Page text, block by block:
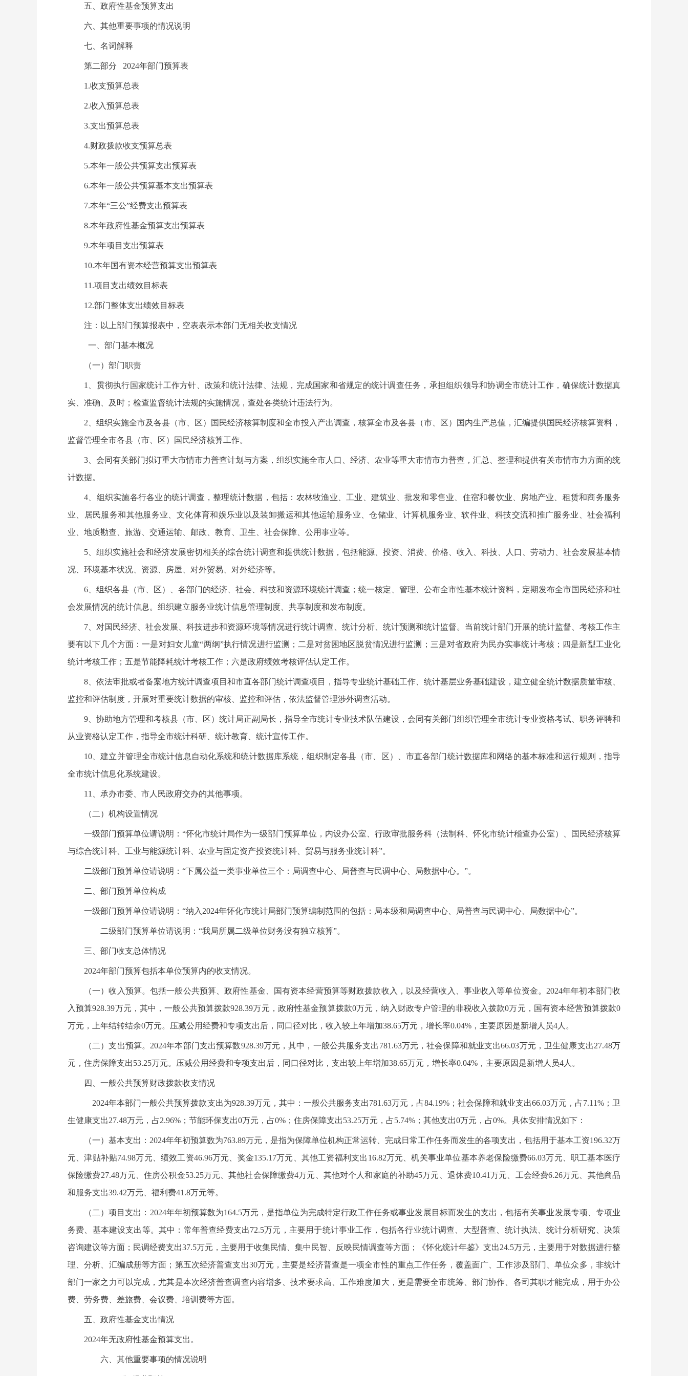
五、政府性基金预算支出
六、其他重要事项的情况说明
七、名词解释
第二部分 2024年部门预算表
1.收支预算总表
2.收入预算总表
3.支出预算总表
4.财政拨款收支预算总表
5.本年一般公共预算支出预算表
6.本年一般公共预算基本支出预算表
7.本年“三公”经费支出预算表
8.本年政府性基金预算支出预算表
9.本年项目支出预算表
10.本年国有资本经营预算支出预算表
11.项目支出绩效目标表
12.部门整体支出绩效目标表
注：以上部门预算报表中，空表表示本部门无相关收支情况
一、部门基本概况
（一）部门职责
1、贯彻执行国家统计工作方针、政策和统计法律、法规，完成国家和省规定的统计调查任务，承担组织领导和协调全市统计工作，确保统计数据真
实、准确、及时；检查监督统计法规的实施情况，查处各类统计违法行为。
2、组织实施全市及各县（市、区）国民经济核算制度和全市投入产出调查，核算全市及各县（市、区）国内生产总值，汇编提供国民经济核算资料，
监督管理全市各县（市、区）国民经济核算工作。
3、会同有关部门拟订重大市情市力普查计划与方案，组织实施全市人口、经济、农业等重大市情市力普查，汇总、整理和提供有关市情市力方面的统
计数据。
4、组织实施各行各业的统计调查，整理统计数据，包括：农林牧渔业、工业、建筑业、批发和零售业、住宿和餐饮业、房地产业、租赁和商务服务
业、居民服务和其他服务业、文化体育和娱乐业以及装卸搬运和其他运输服务业、仓储业、计算机服务业、软件业、科技交流和推广服务业、社会福利
业、地质勘查、旅游、交通运输、邮政、教育、卫生、社会保障、公用事业等。
5、组织实施社会和经济发展密切相关的综合统计调查和提供统计数据，包括能源、投资、消费、价格、收入、科技、人口、劳动力、社会发展基本情
况、环境基本状况、资源、房屋、对外贸易、对外经济等。
6、组织各县（市、区）、各部门的经济、社会、科技和资源环境统计调查；统一核定、管理、公布全市性基本统计资料，定期发布全市国民经济和社
会发展情况的统计信息。组织建立服务业统计信息管理制度、共享制度和发布制度。
7、对国民经济、社会发展、科技进步和资源环境等情况进行统计调查、统计分析、统计预测和统计监督。当前统计部门开展的统计监督、考核工作主
要有以下几个方面：一是对妇女儿童“两纲”执行情况进行监测；二是对贫困地区脱贫情况进行监测；三是对省政府为民办实事统计考核；四是新型工业化
统计考核工作；五是节能降耗统计考核工作；六是政府绩效考核评估认定工作。
8、依法审批或者备案地方统计调查项目和市直各部门统计调查项目，指导专业统计基础工作、统计基层业务基础建设，建立健全统计数据质量审核、
监控和评估制度，开展对重要统计数据的审核、监控和评估，依法监督管理涉外调查活动。
9、协助地方管理和考核县（市、区）统计局正副局长，指导全市统计专业技术队伍建设，会同有关部门组织管理全市统计专业资格考试、职务评聘和
从业资格认定工作，指导全市统计科研、统计教育、统计宣传工作。
10、建立并管理全市统计信息自动化系统和统计数据库系统，组织制定各县（市、区）、市直各部门统计数据库和网络的基本标准和运行规则，指导
全市统计信息化系统建设。
11、承办市委、市人民政府交办的其他事项。
（二）机构设置情况
一级部门预算单位请说明：“怀化市统计局作为一级部门预算单位，内设办公室、行政审批服务科（法制科、怀化市统计稽查办公室）、国民经济核算
与综合统计科、工业与能源统计科、农业与固定资产投资统计科、贸易与服务业统计科”。
二级部门预算单位请说明：“下属公益一类事业单位三个：局调查中心、局普查与民调中心、局数据中心。”。
二、部门预算单位构成
一级部门预算单位请说明：“纳入2024年怀化市统计局部门预算编制范围的包括：局本级和局调查中心、局普查与民调中心、局数据中心”。
二级部门预算单位请说明：“我局所属二级单位财务没有独立核算”。
三、部门收支总体情况
2024年部门预算包括本单位预算内的收支情况。
（一）收入预算。包括一般公共预算、政府性基金、国有资本经营预算等财政拨款收入，以及经营收入、事业收入等单位资金。2024年年初本部门收
入预算928.39万元，其中，一般公共预算拨款928.39万元，政府性基金预算拨款0万元，纳入财政专户管理的非税收入拨款0万元，国有资本经营预算拨款0
万元，上年结转结余0万元。压减公用经费和专项支出后，同口径对比，收入较上年增加38.65万元，增长率0.04%，主要原因是新增人员4人。
（二）支出预算。2024年本部门支出预算数928.39万元，其中，一般公共服务支出781.63万元，社会保障和就业支出66.03万元，卫生健康支出27.48万
元，住房保障支出53.25万元。压减公用经费和专项支出后，同口径对比，支出较上年增加38.65万元，增长率0.04%，主要原因是新增人员4人。
四、一般公共预算财政拨款收支情况
2024年本部门一般公共预算拨款支出为928.39万元，其中：一般公共服务支出781.63万元，占84.19%；社会保障和就业支出66.03万元，占7.11%；卫
生健康支出27.48万元，占2.96%；节能环保支出0万元，占0%；住房保障支出53.25万元，占5.74%；其他支出0万元，占0%。具体安排情况如下：
（一）基本支出：2024年年初预算数为763.89万元，是指为保障单位机构正常运转、完成日常工作任务而发生的各项支出，包括用于基本工资196.32万
元、津贴补贴74.98万元、绩效工资46.96万元、奖金135.17万元、其他工资福利支出16.82万元、机关事业单位基本养老保险缴费66.03万元、职工基本医疗
保险缴费27.48万元、住房公积金53.25万元、其他社会保障缴费4万元、其他对个人和家庭的补助45万元、退休费10.41万元、工会经费6.26万元、其他商品
和服务支出39.42万元、福利费41.8万元等。
（二）项目支出：2024年年初预算数为164.5万元，是指单位为完成特定行政工作任务或事业发展目标而发生的支出，包括有关事业发展专项、专项业
务费、基本建设支出等。其中：常年普查经费支出72.5万元，主要用于统计事业工作，包括各行业统计调查、大型普查、统计执法、统计分析研究、决策
咨询建议等方面；民调经费支出37.5万元，主要用于收集民情、集中民智、反映民情调查等方面；《怀化统计年鉴》支出24.5万元，主要用于对数据进行整
理、分析、汇编成册等方面；第五次经济普查支出30万元，主要是经济普查是一项全市性的重点工作任务，覆盖面广、工作涉及部门、单位众多，非统计
部门一家之力可以完成，尤其是本次经济普查调查内容增多、技术要求高、工作难度加大，更是需要全市统筹、部门协作、各司其职才能完成，用于办公
费、劳务费、差旅费、会议费、培训费等方面。
五、政府性基金支出情况
2024年无政府性基金预算支出。
六、其他重要事项的情况说明